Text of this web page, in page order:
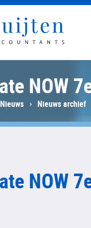
NOW
Nieuws Nieuws archief
NOW